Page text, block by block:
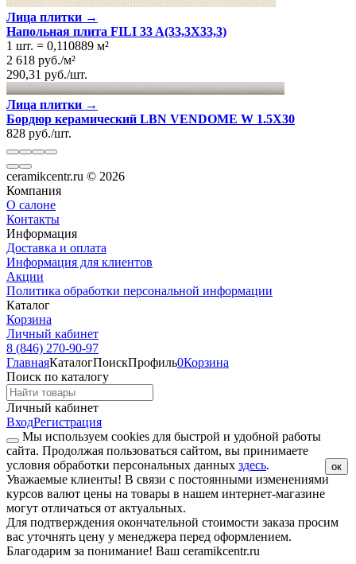
Лица плитки →
Напольная плита FILI 33 A(33,3Х33,3)
1 шт. = 0,110889 м²
2 618 руб./м²
290,31 руб./шт.
Лица плитки →
Бордюр керамический LBN VENDOME W 1.5X30
828 руб./шт.
ceramikcentr.ru © 2026
Компания
О салоне
Контакты
Информация
Доставка и оплата
Информация для клиентов
Акции
Политика обработки персональной информации
Каталог
Корзина
Личный кабинет
8 (846) 270-90-97
ГлавнаяКаталогПоискПрофиль0Корзина
Поиск по каталогу
Личный кабинет
ВходРегистрация
Мы используем cookies для быстрой и удобной работы
сайта. Продолжая пользоваться сайтом, вы принимаете
условия обработки персональных данных здесь. ок
Уважаемые клиенты! В связи с постоянными изменениями
курсов валют цены на товары в нашем интернет-магазине
могут отличаться от актуальных.
Для подтверждения окончательной стоимости заказа просим
вас уточнять цену у менеджера перед оформлением.
Благодарим за понимание! Ваш ceramikcentr.ru